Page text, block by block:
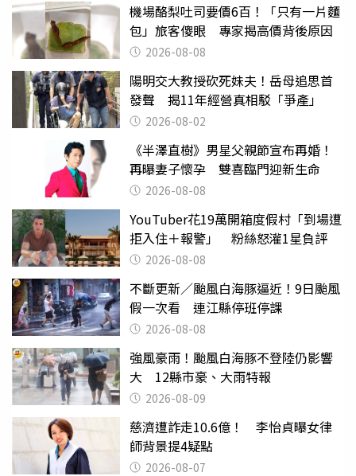
機場酪梨吐司要價6百！「只有一片麵
包」旅客傻眼 專家揭高價背後原因
2026-08-08
陽明交大教授砍死妹夫！岳母追思首
發聲 揭11年經營真相駁「爭產」
2026-08-02
《半澤直樹》男星父親節宣布再婚！
再曝妻子懷孕 雙喜臨門迎新生命
2026-08-08
YouTuber花19萬開箱度假村「到場遭
拒入住＋報警」 粉絲怒灌1星負評
2026-08-08
不斷更新／颱風白海豚逼近！9日颱風
假一次看 連江縣停班停課
2026-08-08
強風豪雨！颱風白海豚不登陸仍影響
大 12縣市豪、大雨特報
2026-08-09
慈濟遭詐走10.6億！ 李怡貞曝女律
師背景提4疑點
2026-08-07